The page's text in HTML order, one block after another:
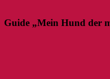
Guide „Mein Hund der